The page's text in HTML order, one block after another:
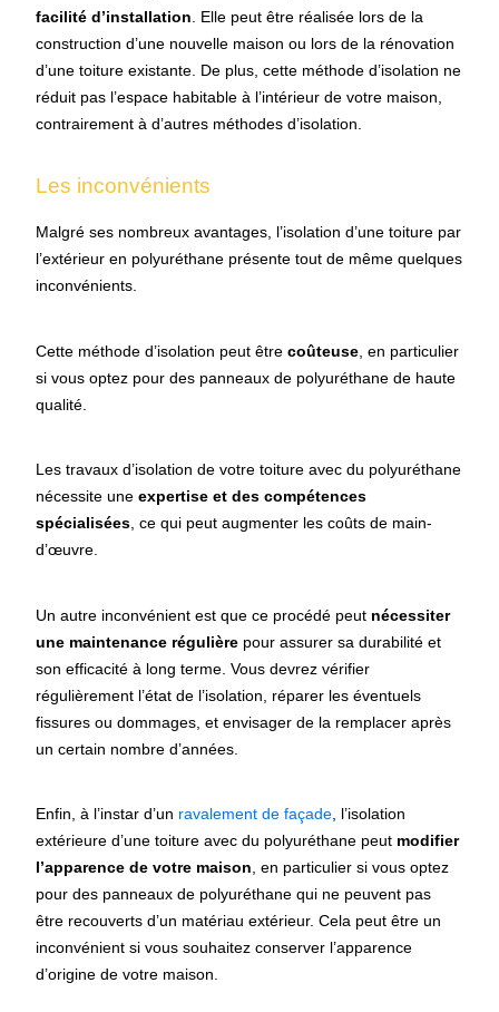
facilité d’installation . Elle peut être réalisée lors de la
construction d’une nouvelle maison ou lors de la rénovation
d’une toiture existante. De plus, cette méthode d’isolation ne
réduit pas l’espace habitable à l’intérieur de votre maison,
contrairement à d’autres méthodes d’isolation.
Les inconvénients
Malgré ses nombreux avantages, l’isolation d’une toiture par
l’extérieur en polyuréthane présente tout de même quelques
inconvénients.
Cette méthode d’isolation peut êtrecoûteuse , en particulier
si vous optez pour des panneaux de polyuréthane de haute
qualité.
Les travaux d’isolation de votre toiture avec du polyuréthane
nécessite uneexpertise et des compétences
spécialisées, ce qui peut augmenter les coûts de main-
d’œuvre.
Un autre inconvénient est que ce procédé peut nécessiter
une maintenance régulière pour assurer sa durabilité et
son efficacité à long terme. Vous devrez vérifier
régulièrement l’état de l’isolation, réparer les éventuels
fissures ou dommages, et envisager de la remplacer après
un certain nombre d’années.
Enfin, à l’instar d’un ravalement de façade , l’isolation
extérieure d’une toiture avec du polyuréthane peut modifier
l’apparence de votre maison , en particulier si vous optez
pour des panneaux de polyuréthane qui ne peuvent pas
être recouverts d’un matériau extérieur. Cela peut être un
inconvénient si vous souhaitez conserver l’apparence
d’origine de votre maison.